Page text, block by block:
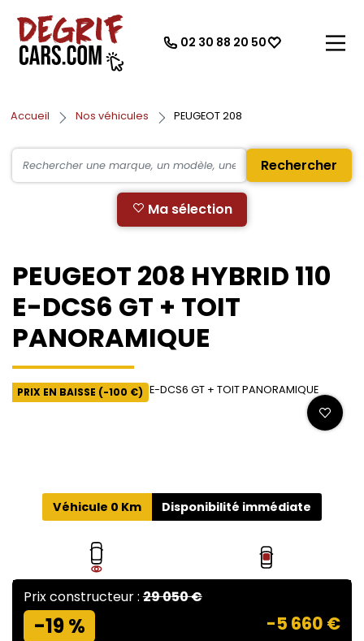
02 30 88 20 50
Accueil Nos véhicules PEUGEOT 208
Rechercher
Ma sélection
PEUGEOT 208 HYBRID 110
E-DCS6 GT + TOIT
PANORAMIQUE
PRIX EN BAISSE (-100 €)
Véhicule 0 Km Disponibilité immédiate
Prix constructeur :29 050 €
-19 % -5 660 €